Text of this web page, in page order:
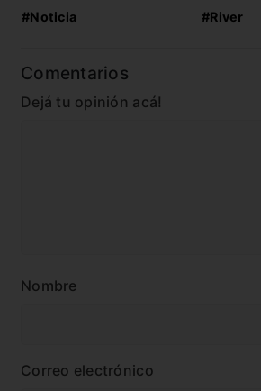
#Noticia #River
Comentarios
Dejá tu opinión acá!
Nombre
Correo electrónico